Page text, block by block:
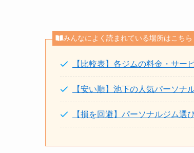
みんなによく読まれている場所はこちら
【比較表】各ジムの料金・サー
【安い順】池下の人気パーソナ
【損を回避】パーソナルジム選